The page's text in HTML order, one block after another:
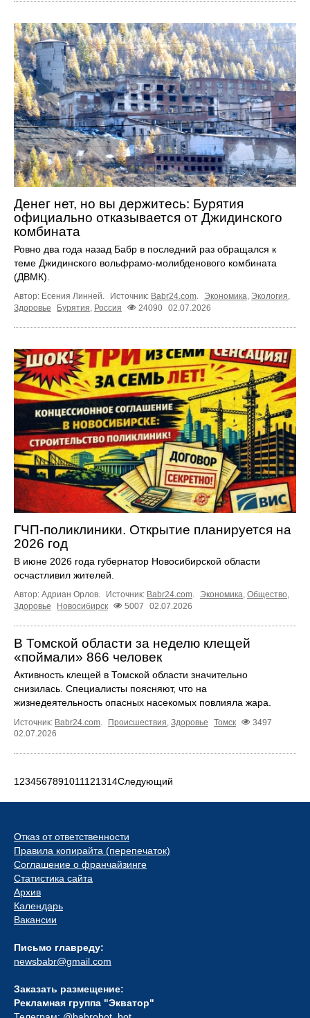
Денег нет, но вы держитесь: Бурятия
официально отказывается от Джидинского
комбината
Ровно два года назад Бабр в последний раз обращался к
теме Джидинского вольфрамо-молибденового комбината
(ДВМК).
Автор: Есения Линней. Источник: Babr24.com. Экономика, Экология,
Здоровье
Бурятия, Россия 24090 02.07.2026
ГЧП-поликлиники. Открытие планируется на
2026 год
В июне 2026 года губернатор Новосибирской области
осчастливил жителей.
Автор: Адриан Орлов. Источник: Babr24.com Экономика Общество
Здоровье
Новосибирск 5007 02.07.2026
В Томской области за неделю клещей
«поймали» 866 человек
Активность клещей в Томской области значительно
снизилась. Специалисты поясняют, что на
жизнедеятельность опасных насекомых повлияла жара.
Источник: Babr24.com. Происшествия, Здоровье Томск
3497
02.07.2026
1 234567891011121314Следующий
Отказ от ответственности
Правила копирайта (перепечаток)
Соглашение о франчайзинге
Статистика сайта
Архив
Календарь
Вакансии
Письмо главреду:
newsbabr@gmail.com
Заказать размещение:
Рекламная группа "Экватор"